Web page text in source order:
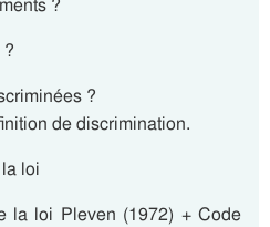
?
?
de discrimination.
loi
la loi Pleven (1972) + Code